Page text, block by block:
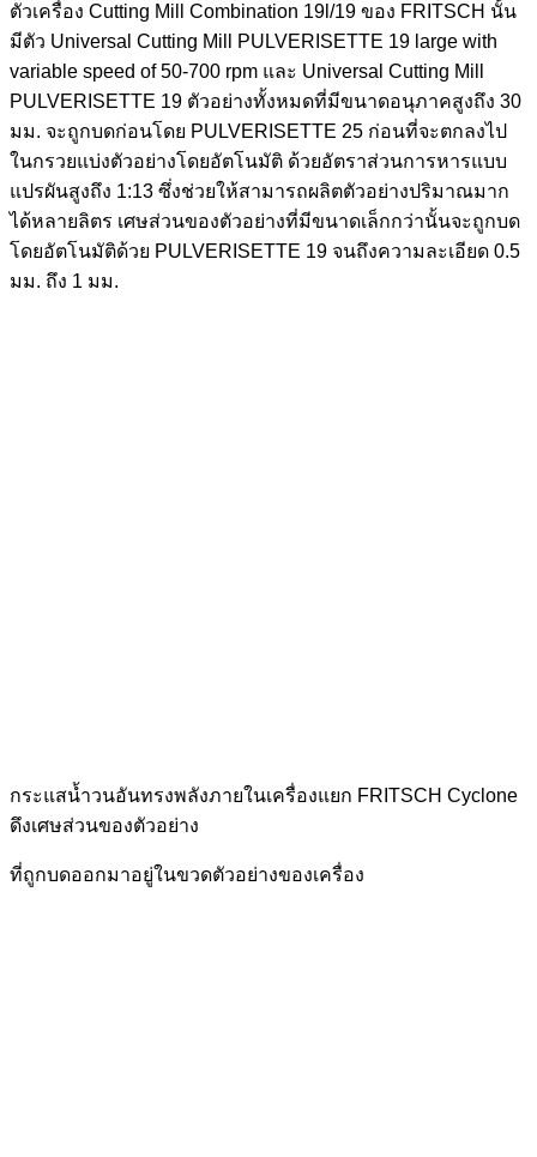
ตัวเครื่อง Cutting Mill Combination 19l/19 ของ FRITSCH นั้น
มีตัว Universal Cutting Mill PULVERISETTE 19 large with
variable speed of 50-700 rpm และ Universal Cutting Mill
PULVERISETTE 19 ตัวอย่างทั้งหมดที่มีขนาดอนุภาคสูงถึง 30
มม. จะถูกบดก่อนโดย PULVERISETTE 25 ก่อนที่จะตกลงไป
ในกรวยแบ่งตัวอย่างโดยอัตโนมัติ ด้วยอัตราส่วนการหารแบบ
แปรผันสูงถึง 1:13 ซึ่งช่วยให้สามารถผลิตตัวอย่างปริมาณมาก
ได้หลายลิตร เศษส่วนของตัวอย่างที่มีขนาดเล็กกว่านั้นจะถูกบด
โดยอัตโนมัติด้วย PULVERISETTE 19 จนถึงความละเอียด 0.5
มม. ถึง 1 มม.
กระแสน้ำวนอันทรงพลังภายในเครื่องแยก FRITSCH Cyclone
ดึงเศษส่วนของตัวอย่าง
ที่ถูกบดออกมาอยู่ในขวดตัวอย่างของเครื่อง